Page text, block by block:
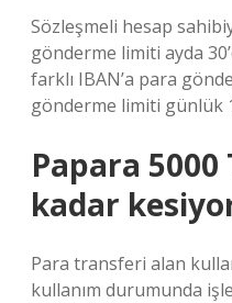
Sözleşmeli hesap
gönderme limiti ayda
farklı IBAN’a para
gönderme limiti günlük
Papara 5000
kadar
Para transferi alan
kullanım durumunda